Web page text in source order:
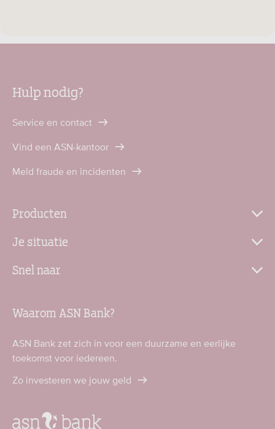
Hulp nodig?
Service en contact
Vind een ASN-kantoor
Meld fraude en incidenten
Producten
Je situatie
Snel naar
Waarom ASN Bank?
ASN Bank zet zich in voor een duurzame en eerlijke
toekomst voor iedereen.
Zo investeren we jouw geld